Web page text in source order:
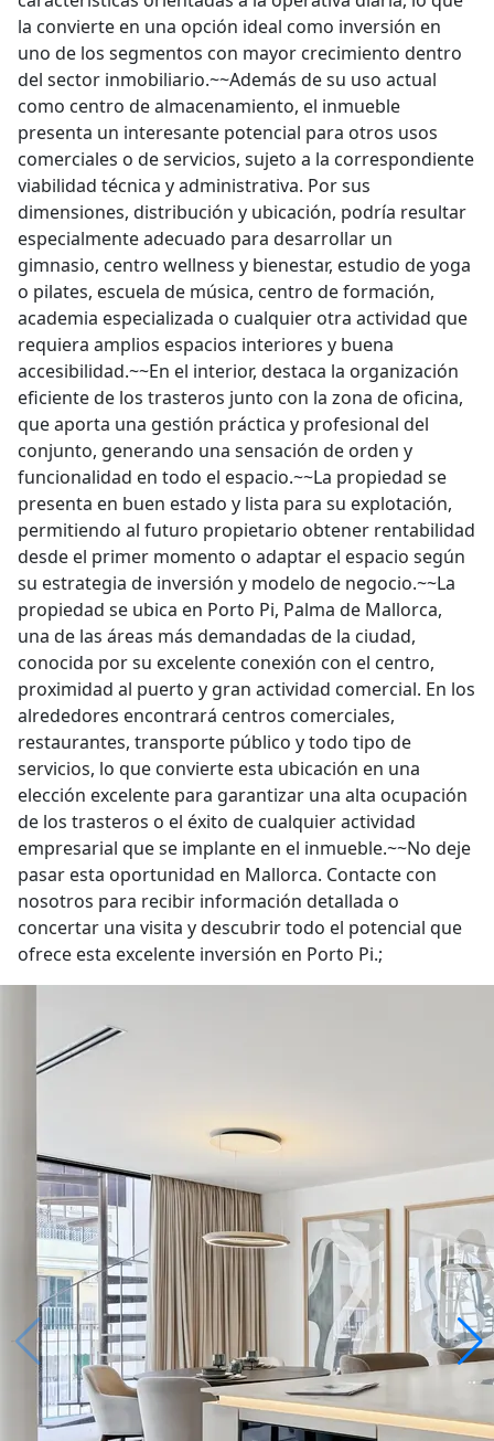
la convierte en una opción ideal como inversión en
uno de los segmentos con mayor crecimiento dentro
del sector inmobiliario.~~Además de su uso actual
como centro de almacenamiento, el inmueble
presenta un interesante potencial para otros usos
comerciales o de servicios, sujeto a la correspondiente
viabilidad técnica y administrativa. Por sus
dimensiones, distribución y ubicación, podría resultar
especialmente adecuado para desarrollar un
gimnasio, centro wellness y bienestar, estudio de yoga
o pilates, escuela de música, centro de formación,
academia especializada o cualquier otra actividad que
requiera amplios espacios interiores y buena
accesibilidad.~~En el interior, destaca la organización
eficiente de los trasteros junto con la zona de oficina,
que aporta una gestión práctica y profesional del
conjunto, generando una sensación de orden y
funcionalidad en todo el espacio.~~La propiedad se
presenta en buen estado y lista para su explotación,
permitiendo al futuro propietario obtener rentabilidad
desde el primer momento o adaptar el espacio según
su estrategia de inversión y modelo de negocio.~~La
propiedad se ubica en Porto Pi, Palma de Mallorca,
una de las áreas más demandadas de la ciudad,
conocida por su excelente conexión con el centro,
proximidad al puerto y gran actividad comercial. En los
alrededores encontrará centros comerciales,
restaurantes, transporte público y todo tipo de
servicios, lo que convierte esta ubicación en una
elección excelente para garantizar una alta ocupación
de los trasteros o el éxito de cualquier actividad
empresarial que se implante en el inmueble.~~No deje
pasar esta oportunidad en Mallorca. Contacte con
nosotros para recibir información detallada o
concertar una visita y descubrir todo el potencial que
ofrece esta excelente inversión en Porto Pi.;